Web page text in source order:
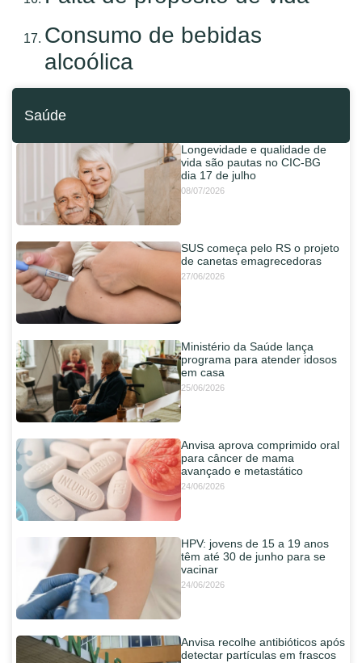
Consumo de bebidas
alcoólica
Saúde
Longevidade e qualidade de
vida são pautas no CIC-BG
dia 17 de julho
08/07/2026
SUS começa pelo RS o projeto
de canetas emagrecedoras
27/06/2026
Ministério da Saúde lança
programa para atender idosos
em casa
25/06/2026
Anvisa aprova comprimido oral
para câncer de mama
avançado e metastático
24/06/2026
HPV: jovens de 15 a 19 anos
têm até 30 de junho para se
vacinar
24/06/2026
Anvisa recolhe antibióticos após
detectar partículas em frascos